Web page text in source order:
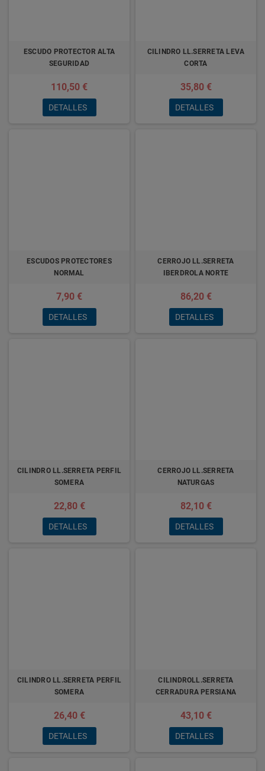
ESCUDO PROTECTOR ALTA
SEGURIDAD
110,50 €
DETALLES
CILINDRO LL.SERRETA LEVA
CORTA
35,80 €
DETALLES
ESCUDOS PROTECTORES
NORMAL
7,90 €
DETALLES
CERROJO LL.SERRETA
IBERDROLA NORTE
86,20 €
DETALLES
CILINDRO LL.SERRETA PERFIL
SOMERA
22,80 €
DETALLES
CERROJO LL.SERRETA
NATURGAS
82,10 €
DETALLES
CILINDRO LL.SERRETA PERFIL
SOMERA
26,40 €
DETALLES
CILINDROLL.SERRETA
CERRADURA PERSIANA
43,10 €
DETALLES